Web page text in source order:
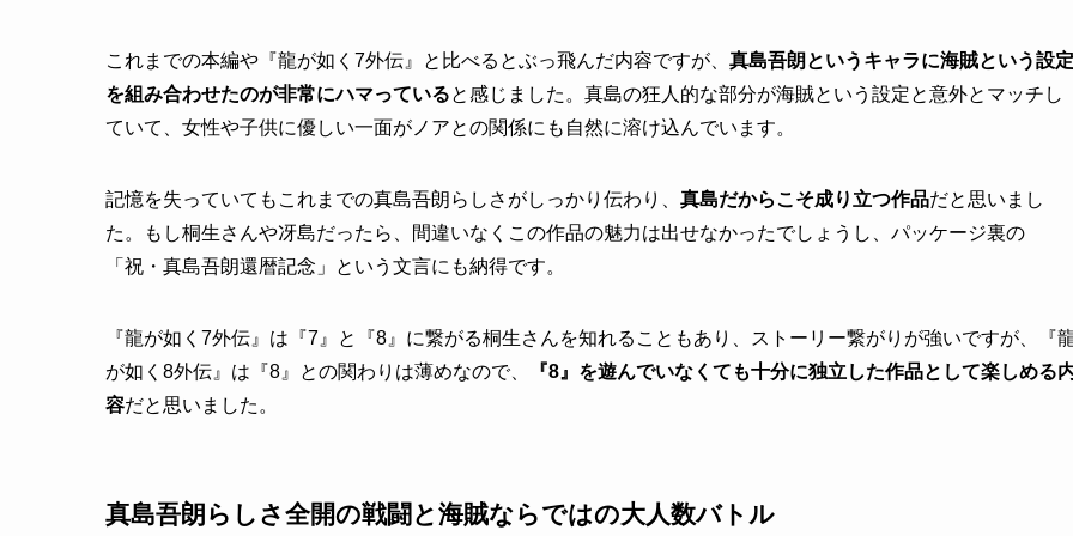
これまでの本編や『龍が如く7外伝』と比べるとぶっ飛んだ内容ですが、 真島吾朗というキャラに海賊という設定
を組み合わせたのが非常にハマっていると感じました。真島の狂人的な部分が海賊という設定と意外とマッチし
ていて、女性や子供に優しい一面がノアとの関係にも自然に溶け込んでいます。
記憶を失っていてもこれまでの真島吾朗らしさがしっかり伝わり、 真島だからこそ成り立つ作品だと思いまし
た。もし桐生さんや冴島だったら、間違いなくこの作品の魅力は出せなかったでしょうし、パッケージ裏の
「祝・真島吾朗還暦記念」という文言にも納得です。
『龍が如く7外伝』は『7』と『8』に繋がる桐生さんを知れることもあり、ストーリー繋がりが強いですが、『
が如く8外伝』は『8』との関わりは薄めなので、
『8』を遊んでいなくても十分に独立した作品として楽しめる
容だと思いました。
真島吾朗らしさ全開の戦闘と海賊ならではの大人数バトル